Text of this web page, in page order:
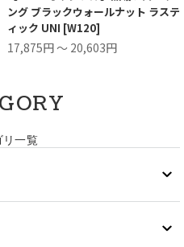
ング ブラックウォールナット ラステ
ィック UNI [W120]
17,875円 ～ 20,603円
リ一覧